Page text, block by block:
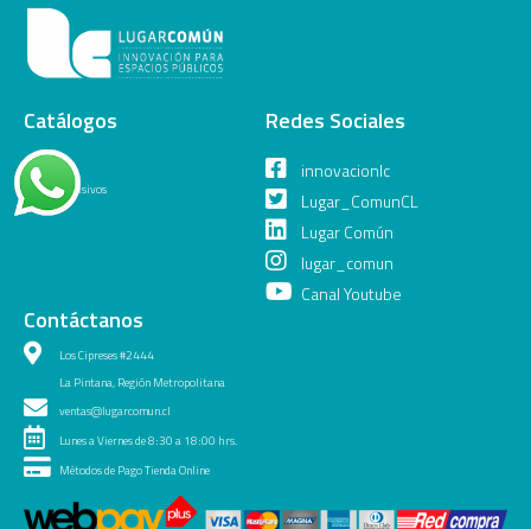
Catálogos
General
Juegos Inclusivos
Redes Sociales
innovacionlc
Lugar_ComunCL
Lugar Común
lugar_comun
Canal Youtube
Contáctanos
Los Cipreses #2444
La Pintana, Región Metropolitana
ventas@lugarcomun.cl
Lunes a Viernes de 8:30 a 18:00 hrs.
Métodos de Pago Tienda Online